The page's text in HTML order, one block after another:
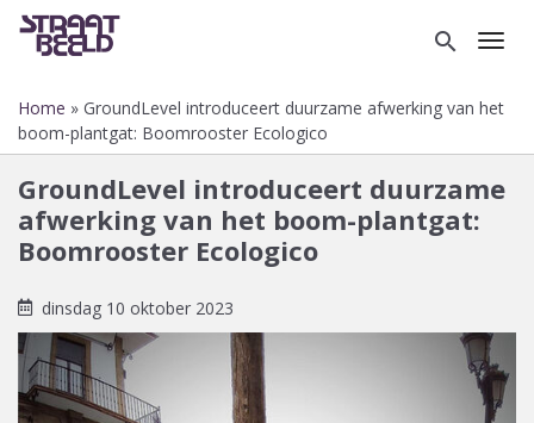
Overslaan
inhoud
gaan
search
Kruimelpad
Home
GroundLevel introduceert duurzame afwerking van het
boom-plantgat: Boomrooster Ecologico
GroundLevel introduceert duurzame
afwerking van het boom-plantgat:
Boomrooster Ecologico
dinsdag 10 oktober 2023